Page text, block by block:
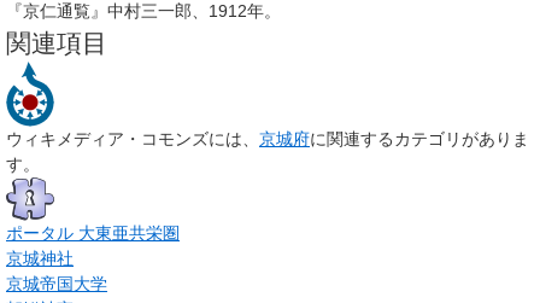
『京仁通覧』中村三一郎、1912年。
関連項目
ウィキメディア・コモンズには、 京城府に関連するカテゴリがありま
す。
ポータル 大東亜共栄圏
京城神社
京城帝国大学